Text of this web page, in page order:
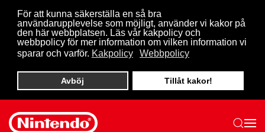
För att kunna säkerställa en så bra
användarupplevelse som möjligt, använder vi kakor på
den här webbplatsen. Läs vår kakpolicy och
webbpolicy för mer information om vilken information vi
sparar och varför. Kakpolicy Webbpolicy
Avböj Tillåt kakor!
Skip to main content